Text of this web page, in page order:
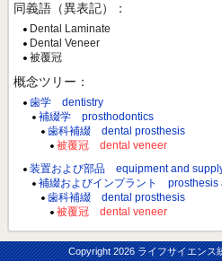
同義語（異表記）：
Dental Laminate
Dental Veneer
被覆冠
概念ツリー：
歯学 dentistry
補綴学 prosthodontics
歯科補綴 dental prosthesis
被覆冠 dental veneer
装置および部品 equipment and
補綴およびインプラント prosthesis
歯科補綴 dental prosthesis
被覆冠 dental veneer
Copyright2026 ライフサイエンス